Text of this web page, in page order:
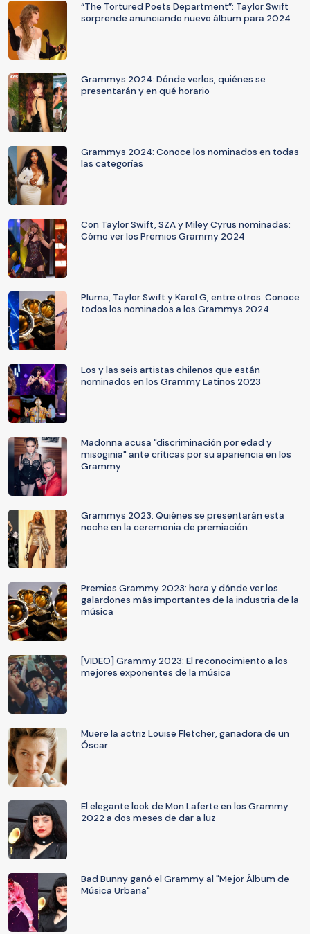
“The Tortured Poets Department”: Taylor Swift
sorprende anunciando nuevo álbum para 2024
Grammys 2024: Dónde verlos, quiénes se
presentarán y en qué horario
Grammys 2024: Conoce los nominados en todas
las categorías
Con Taylor Swift, SZA y Miley Cyrus nominadas:
Cómo ver los Premios Grammy 2024
Pluma, Taylor Swift y Karol G, entre otros: Conoce
todos los nominados a los Grammys 2024
Los y las seis artistas chilenos que están
nominados en los Grammy Latinos 2023
Madonna acusa "discriminación por edad y
misoginia" ante críticas por su apariencia en los
Grammy
Grammys 2023: Quiénes se presentarán esta
noche en la ceremonia de premiación
Premios Grammy 2023: hora y dónde ver los
galardones más importantes de la industria de la
música
[VIDEO] Grammy 2023: El reconocimiento a los
mejores exponentes de la música
Muere la actriz Louise Fletcher, ganadora de un
Óscar
El elegante look de Mon Laferte en los Grammy
2022 a dos meses de dar a luz
Bad Bunny ganó el Grammy al "Mejor Álbum de
Música Urbana"